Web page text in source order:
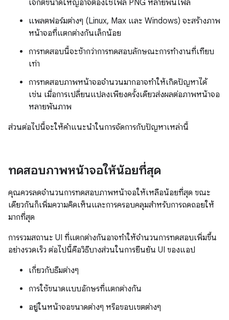
เจ็กต์ขนาดใหญ่อาจต้องใช้ไฟล์ PNG หลายพันไฟล์
แพลตฟอร์มต่างๆ (Linux, Max และ Windows) จะสร้างภาพ
หน้าจอที่แตกต่างกันเล็กน้อย
การทดสอบนี้จะช้ากว่าการทดสอบลักษณะการทำงานที่เทียบ
เท่า
การทดสอบภาพหน้าจอจํานวนมากอาจทําให้เกิดปัญหาได้
เช่น เมื่อการเปลี่ยนแปลงเพียงครั้งเดียวส่งผลต่อภาพหน้าจอ
หลายพันภาพ
ส่วนต่อไปนี้จะให้คำแนะนำในการจัดการกับปัญหาเหล่านี้
ทดสอบภาพหน้าจอให้น้อยที่สุด
คุณควรลดจำนวนการทดสอบภาพหน้าจอให้เหลือน้อยที่สุด ขณะ
เดียวกันก็เพิ่มความคิดเห็นและการครอบคลุมสำหรับการถดถอยให้
มากที่สุด
การรวมสถานะ UI ที่แตกต่างกันอาจทําให้จํานวนการทดสอบเพิ่มขึ้น
อย่างรวดเร็ว ต่อไปนี้คือวิธีบางส่วนในการยืนยัน UI ของแอป
เกี่ยวกับธีมต่างๆ
การใช้ขนาดแบบอักษรที่แตกต่างกัน
อยู่ในหน้าจอขนาดต่างๆ หรือขอบเขตต่างๆ